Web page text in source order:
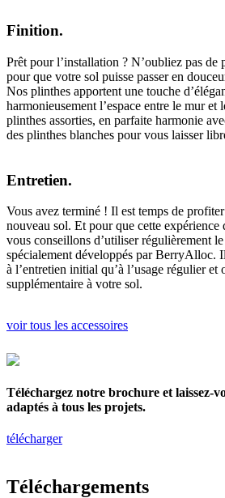
Finition.
Prêt pour l’installation ? N’oubliez pas de
pour que votre sol puisse passer en
Nos plinthes apportent une touche
harmonieusement l’espace entre le mur et
plinthes assorties, en parfaite harmonie
des plinthes blanches pour vous laisser
Entretien.
Vous avez terminé ! Il est temps de
nouveau sol. Et pour que cette expérience
vous conseillons d’utiliser régulièrement
spécialement développés par BerryAlloc.
à l’entretien initial qu’à l’usage régulier
supplémentaire à votre sol.
voir tous les accessoires
Téléchargez notre brochure et laissez-
adaptés à tous les projets.
télécharger
Téléchargements